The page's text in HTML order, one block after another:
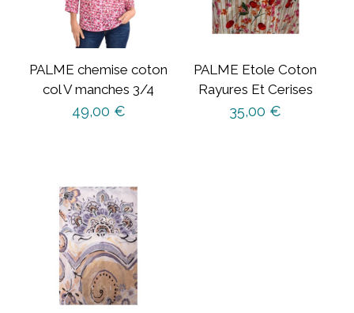
PALME chemise coton
col V manches 3/4
49,00 €
plusieurs
variations.
Les
options
peuvent
être
PALME Etole Coton
Rayures Et Cerises
35,00 €